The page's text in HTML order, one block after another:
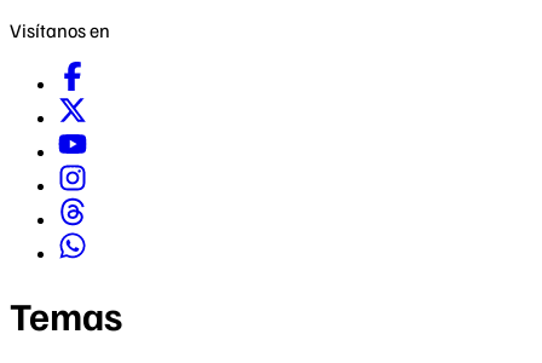
Visítanos en
Temas